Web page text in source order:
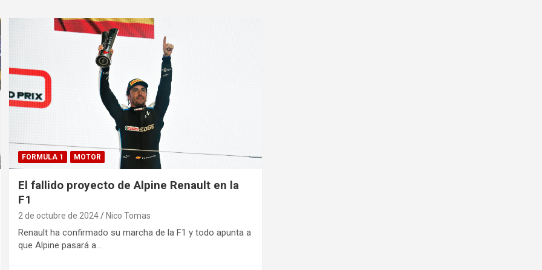
FORMULA 1 MOTOR
El fallido proyecto de Alpine Renault en la
F1
2 de octubre de 2024 Nico Tomas
Renault ha confirmado su marcha de la F1 y todo apunta a
que Alpine pasará a…